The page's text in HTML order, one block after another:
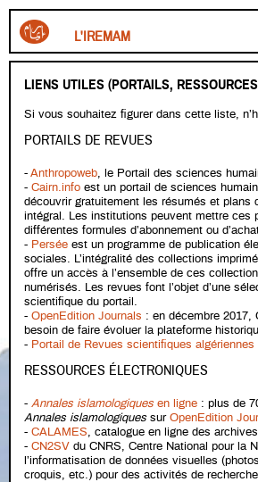
L'IREMAM
LIENS UTILES (PORTAILS,
Si vous souhaitez figurer dans cette liste,
PORTAILS DE REVUES
- Anthropoweb, le Portail des sciences
- Cairn.info est un portail de sciences
découvrir gratuitement les résumés et
intégral. Les institutions peuvent mettre ces
différentes formules d’abonnement ou
- Persée est un programme de publication
sociales. L’intégralité des collections
offre un accès à l’ensemble de ces
numérisés. Les revues font l’objet d’une
scientifique du portail.
- OpenEdition Journals : en décembre 2017,
besoin de faire évoluer la plateforme
- Portail de Revues scientifiques algériennes
RESSOURCES ÉLECTRONIQUES
- Annales islamologiquesen ligne : plus de
Annales islamologiquessur OpenEdition
- CALAMES, catalogue en ligne des
- CN2SV du CNRS, Centre National pour la
l’informatisation de données visuelles
croquis, etc.) pour des activités de